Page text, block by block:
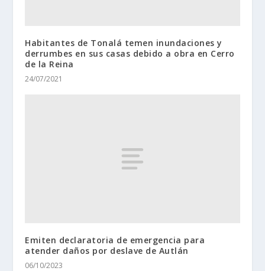
Habitantes de Tonalá temen inundaciones y
derrumbes en sus casas debido a obra en Cerro
de la Reina
24/07/2021
Emiten declaratoria de emergencia para
atender daños por deslave de Autlán
06/10/2023